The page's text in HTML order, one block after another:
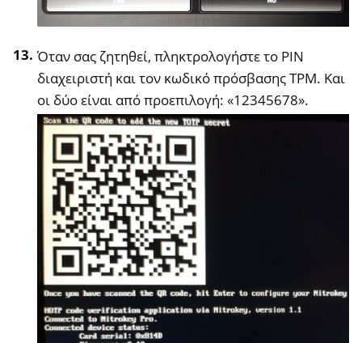
Όταν σας ζητηθεί, πληκτρολογήστε το PIN
διαχειριστή και τον κωδικό πρόσβασης TPM. Και
οι δύο είναι από προεπιλογή: «12345678».